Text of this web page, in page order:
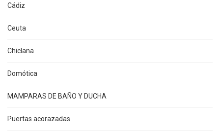
Cádiz
Ceuta
Chiclana
Domótica
MAMPARAS DE BAÑO Y DUCHA
Puertas acorazadas